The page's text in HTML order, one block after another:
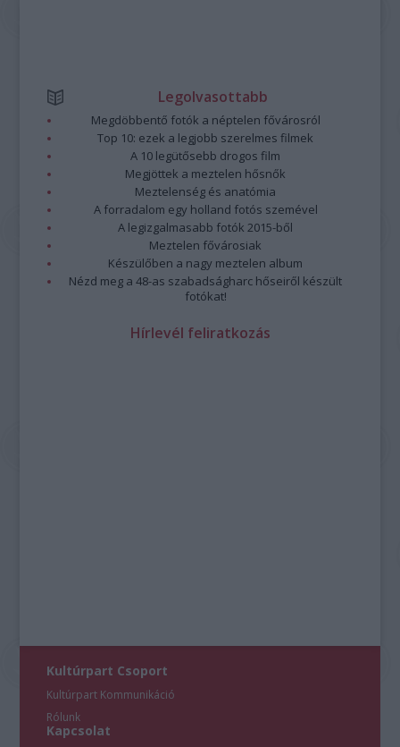
Legolvasottabb
Megdöbbentő fotók a néptelen fővárosról
Top 10: ezek a legjobb szerelmes filmek
A 10 legütősebb drogos film
Megjöttek a meztelen hősnők
Meztelenség és anatómia
A forradalom egy holland fotós szemével
A legizgalmasabb fotók 2015-ből
Meztelen fővárosiak
Készülőben a nagy meztelen album
Nézd meg a 48-as szabadságharc hőseiről készült
fotókat!
Hírlevél feliratkozás
Kultúrpart Csoport
Kultúrpart Kommunikáció
Rólunk
Kapcsolat